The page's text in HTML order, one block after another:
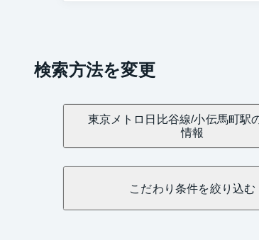
検索方法を変更
東京メトロ日比谷線/小伝馬町駅
情報
こだわり条件を絞り込む